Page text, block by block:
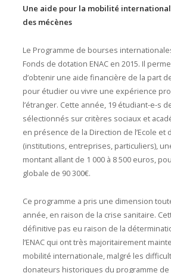
Une aide pour la mobilité
des mécènes
Le Programme de bourses
Fonds de dotation ENAC en 2015. Il
d’obtenir une aide financière de la part
pour étudier ou vivre une expérience
l’étranger. Cette année, 19 étudiant-e-s de
sélectionnés sur critères sociaux et
en présence de la Direction de l’Ecole et
(institutions, entreprises, particuliers),
montant allant de 1 000 à 8 500 euros,
globale de 90 300€.
Ce programme a pris une dimension
année, en raison de la crise sanitaire.
définitive pas eu raison de la
l’ENAC qui ont très majoritairement
mobilité internationale, malgré les
donateurs historiques du programme